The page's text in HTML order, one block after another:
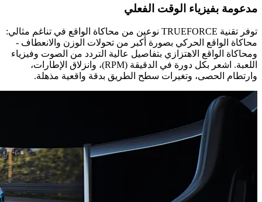
مدعومة بفيزياء الوقت الفعلي
توفر تقنية TRUEFORCE نوعين من محاكاة الواقع في تناغم مثالي:
محاكاة الواقع الحركي بصورة أكبر من تحولات الوزن والانعطاف -
ومحاكاة الواقع الاهتزازي بتفاصيل عالية التردد من الصوت وفيزياء
اللعبة. اشعر بكل دورة في الدقيقة (RPM)، وانزلاق الإطارات،
وارتطام الحصى، وتغيرات سطح الطريق بدقة واقعية مذهلة.